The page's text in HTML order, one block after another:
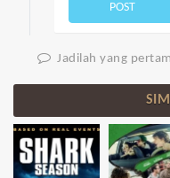
POST
Jadilah yang